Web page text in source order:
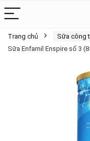
Trang chủ Sữa công
Sữa Enfamil Enspire số 3